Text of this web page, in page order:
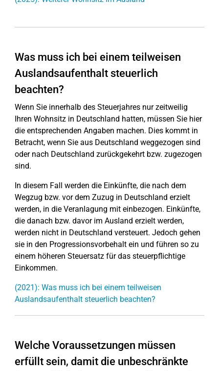
Was muss ich bei einem teilweisen
Auslandsaufenthalt steuerlich
beachten?
Wenn Sie innerhalb des Steuerjahres nur zeitweilig
Ihren Wohnsitz in Deutschland hatten, müssen Sie hier
die entsprechenden Angaben machen. Dies kommt in
Betracht, wenn Sie aus Deutschland weggezogen sind
oder nach Deutschland zurückgekehrt bzw. zugezogen
sind.
In diesem Fall werden die Einkünfte, die nach dem
Wegzug bzw. vor dem Zuzug in Deutschland erzielt
werden, in die Veranlagung mit einbezogen. Einkünfte,
die danach bzw. davor im Ausland erzielt werden,
werden nicht in Deutschland versteuert. Jedoch gehen
sie in den Progressionsvorbehalt ein und führen so zu
einem höheren Steuersatz für das steuerpflichtige
Einkommen.
(2021): Was muss ich bei einem teilweisen
Auslandsaufenthalt steuerlich beachten?
Welche Voraussetzungen müssen
erfüllt sein, damit die unbeschränkte